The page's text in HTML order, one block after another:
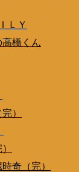
ＬＹ
高橋くん
）
奇（完）